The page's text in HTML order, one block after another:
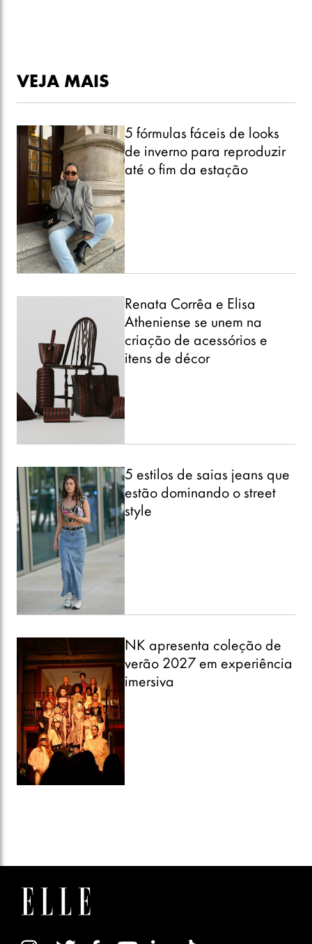
VEJA MAIS
5 fórmulas fáceis de looks
de inverno para reproduzir
até o fim da estação
Renata Corrêa e Elisa
Atheniense se unem na
criação de acessórios e
itens de décor
5 estilos de saias jeans que
estão dominando o street
style
NK apresenta coleção de
verão 2027 em experiência
imersiva